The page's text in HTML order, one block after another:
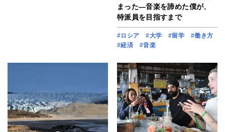
まった―音楽を諦めた僕が、
特派員を目指すまで
#ロシア #大学 #留学
#働き方
#経済
#音楽